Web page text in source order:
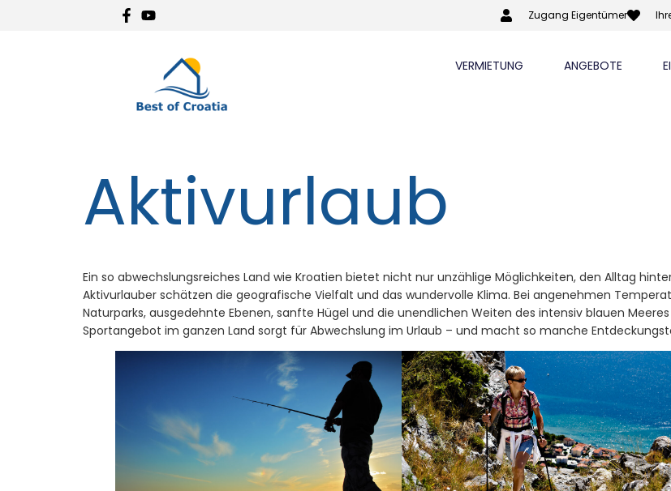
Zugang Eigentümer
VERMIETUNG ANGEBOTE
Aktivurlaub
Ein so abwechslungsreiches Land wie Kroatien bietet nicht nur unzählige Möglichkeiten, den Alltag
Aktivurlauber schätzen die geografische Vielfalt und das wundervolle Klima. Bei angenehmen
Naturparks, ausgedehnte Ebenen, sanfte Hügel und die unendlichen Weiten des intensiv blauen
Sportangebot im ganzen Land sorgt für Abwechslung im Urlaub – und macht so manche